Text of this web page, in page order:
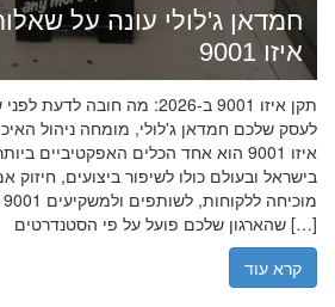
חמדאן ג'לולי עונה על
איזו 9001
תקן איזו 9001 ב-2026: מה
לעסק שלכם חמדאן ג'לולי, מומחה ניהול
איזו 9001 הוא אחד הכלים
בישראל ובעולם כולו לשיפור ביצועים, חיזוק
שהארגון שלכם פועל על פי הסטנדרטים […]
קרא עוד